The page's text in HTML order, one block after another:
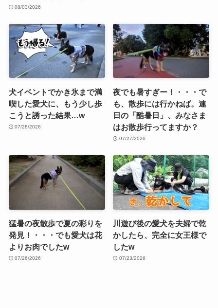
08/03/2026
犬イベントでかき氷まで満
喫した愛犬に、もう少し歩
こうと誘った結果…w
07/28/2026
夜でも暑すぎー！・・・で
も、散歩には行かねば。連
日の「酷暑日」、みなさま
はお散歩行ってますか？
07/27/2026
猛暑の夜散歩で夏の彩りを
発見！・・・でも愛犬は花
よりお肉でしたw
07/26/2026
川遊び後の愛犬を夫婦で乾
かしたら、完全に女王様で
したw
07/23/2026